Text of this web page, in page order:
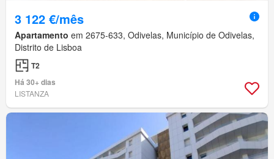
3 122 €/mês
Apartamento em 2675-633, Odivelas, Município de Odivelas,
Distrito de Lisboa
T2
Há 30+ dias
LISTANZA